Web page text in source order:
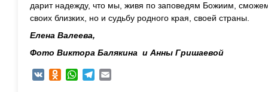
дарит надежду, что мы, живя по заповедям Божиим,
своих близких, но и судьбу родного края, своей страны.
Елена Валеева,
Фото Виктора Балякина и Анны Гришаевой
VK Odnoklassniki
WhatsAppTelegram